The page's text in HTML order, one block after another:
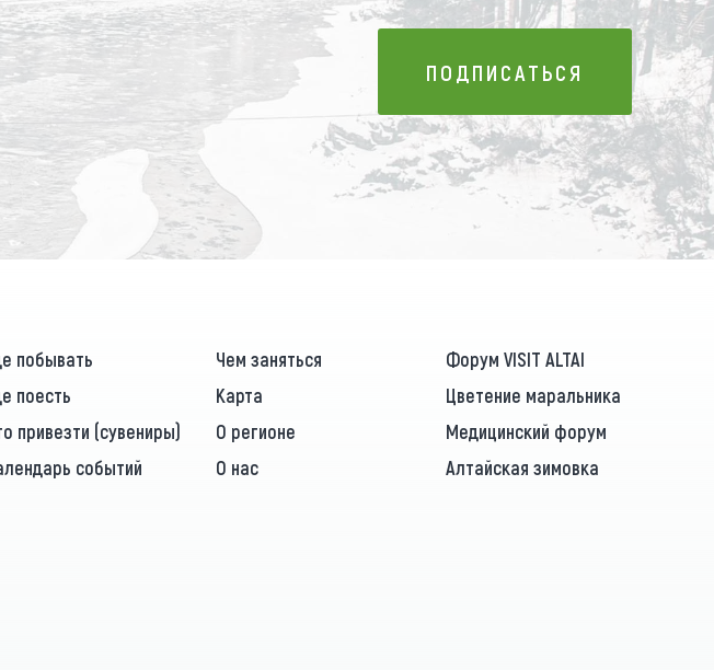
ПОДПИСАТЬСЯ
ПОДПИСАТЬСЯ
побывать Чем заняться
Форум VISIT ALTAI
поесть Карта
Цветение маральника
привезти (сувениры) О регионе
Медицинский форум
событий О нас Алтайская зимовка